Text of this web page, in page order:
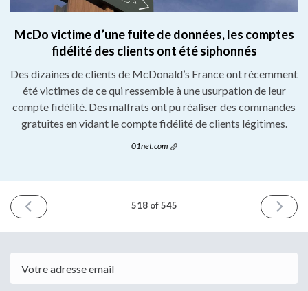
McDo victime d’une fuite de données, les comptes
fidélité des clients ont été siphonnés
Des dizaines de clients de McDonald’s France ont récemment
été victimes de ce qui ressemble à une usurpation de leur
compte fidélité. Des malfrats ont pu réaliser des commandes
gratuites en vidant le compte fidélité de clients légitimes.
01net.com
NUMÉRO
PRÉCÉDENT
2026
518 of 545
2026